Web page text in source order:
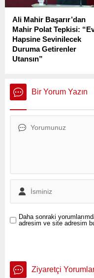
hukuksuzluk vurgusu yaptı.
Ali Mahir Başarır’dan
Mahir Polat Tepkisi:
Hapsine Sevinilecek
Duruma Getirenler
Utansın”
sorunları nedeniyle ev
hapsine alınan İstanbul
Büyükşehir Belediyesi
Mahir Polat hakkında
Bir Yorum Yazın
Daha sonraki
adresim ve site adresim
Ziyaretçi